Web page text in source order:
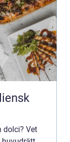
dolci? Vet